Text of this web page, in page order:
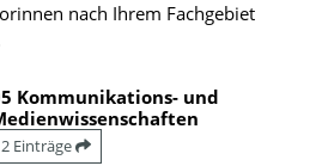
nach Ihrem Fachgebiet
Kommunikations- und
2 Einträge